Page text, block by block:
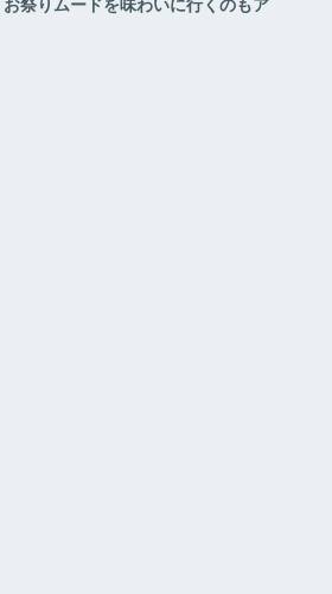
祭りムードを味わいに行くのもア